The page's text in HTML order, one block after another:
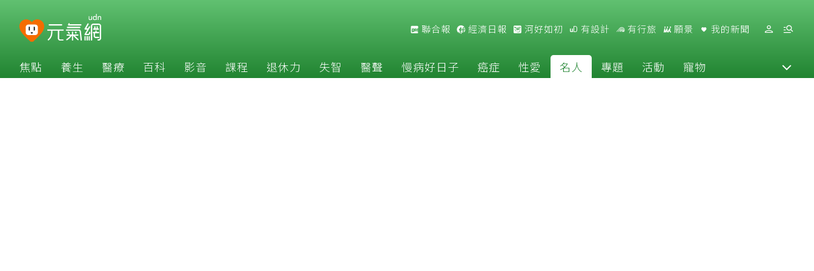
聯合報 經濟日報 河好如初 有設計 有行旅 願景 我的新聞
焦點 養生 醫療 百科 影音 課程 退休力 失智 醫聲 慢病好日子 癌症 性愛 名人 專題 活動 寵物